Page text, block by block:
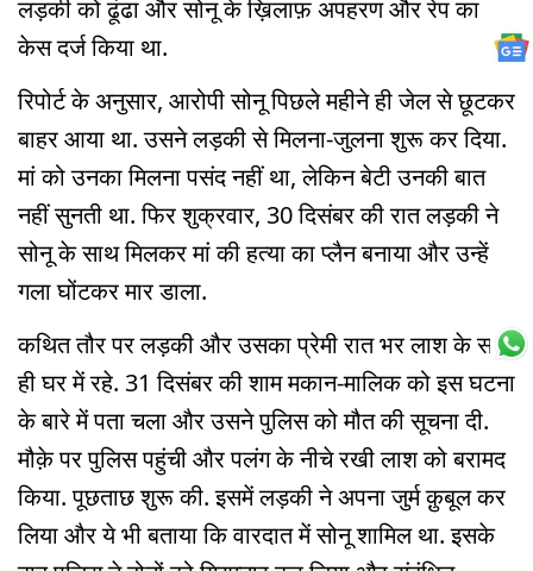
लड़की को ढूंढा और सोनू के ख़िलाफ़ अपहरण और रेप का
केस दर्ज किया था.
रिपोर्ट के अनुसार, आरोपी सोनू पिछले महीने ही जेल से छूटकर
बाहर आया था. उसने लड़की से मिलना-जुलना शुरू कर दिया.
मां को उनका मिलना पसंद नहीं था, लेकिन बेटी उनकी बात
नहीं सुनती था. फिर शुक्रवार, 30 दिसंबर की रात लड़की ने
सोनू के साथ मिलकर मां की हत्या का प्लैन बनाया और उन्हें
गला घोंटकर मार डाला.
कथित तौर पर लड़की और उसका प्रेमी रात भर लाश के साथ
ही घर में रहे. 31 दिसंबर की शाम मकान-मालिक को इस घटना
के बारे में पता चला और उसने पुलिस को मौत की सूचना दी.
मौक़े पर पुलिस पहुंची और पलंग के नीचे रखी लाश को बरामद
किया. पूछताछ शुरू की. इसमें लड़की ने अपना जुर्म क़ुबूल कर
लिया और ये भी बताया कि वारदात में सोनू शामिल था. इसके